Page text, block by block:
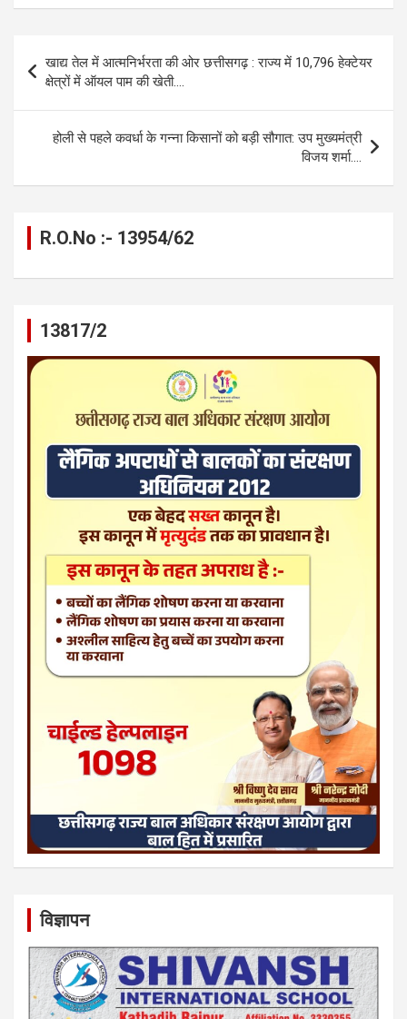
ce
b
o
o
k
se
n
g
er
at
s
A
p
p
e
gr
a
m
ail py
Li
n
k
ar
e
navigation
खाद्य तेल में आत्मनिर्भरता की ओर छत्तीसगढ़ : राज्य में 10,796 हेक्टेयर
क्षेत्रों में ऑयल पाम की खेती….
होली से पहले कवर्धा के गन्ना किसानों को बड़ी सौगात: उप मुख्यमंत्री
विजय शर्मा….
R.O.No :- 13954/62
13817/2
विज्ञापन